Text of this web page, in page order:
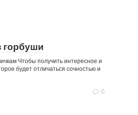
горбуши
Чтобы получить интересное и
будет отличаться сочностью и
0